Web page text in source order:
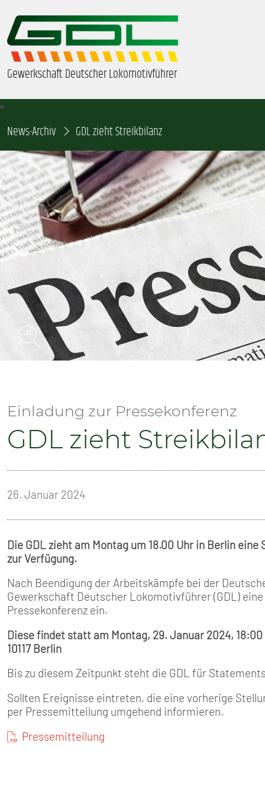
Gewerkschaft Deutscher Lokomotivführer
ÜBER UNS
BEZIRKE & ORTSGRUPPEN
GDL-JUGEND
BEAMTE
SENIOREN
TARIF
SERVICE
PRESSE
News-Archiv GDL zieht Streikbilanz
Einladung zur Pressekonferenz
GDL zieht
26. Januar 2024
Die GDL zieht am Montag um 18.00 Uhr in Berlin
zur Verfügung.
Nach Beendigung der Arbeitskämpfe bei der
Gewerkschaft Deutscher Lokomotivführer (GDL)
Pressekonferenz ein.
Diese findet statt am Montag, 29. Januar 2024,
10117 Berlin
Bis zu diesem Zeitpunkt steht die GDL für
Sollten Ereignisse eintreten, die eine vorherige
per Pressemitteilung umgehend informieren.
Pressemitteilung